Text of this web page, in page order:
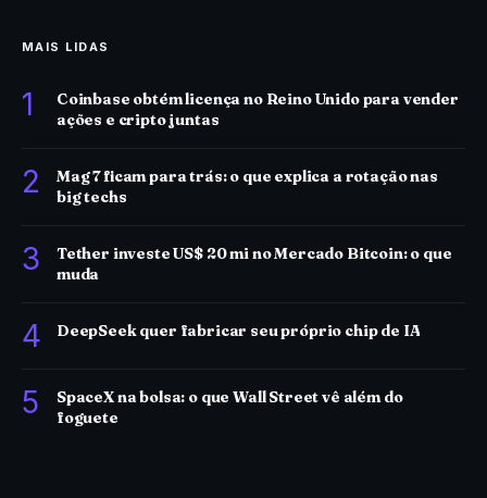
MAIS LIDAS
1
Coinbase obtém licença no Reino Unido para vender
ações e cripto juntas
2
Mag 7 ficam para trás: o que explica a rotação nas
big techs
3
Tether investe US$ 20 mi no Mercado Bitcoin: o que
muda
4 DeepSeek quer fabricar seu próprio chip de IA
5
SpaceX na bolsa: o que Wall Street vê além do
foguete